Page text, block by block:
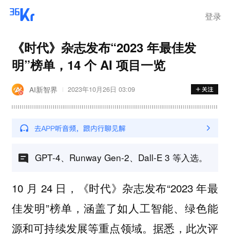
登录
《时代》杂志发布“2023 年最佳发
明”榜单，14 个 AI 项目一览
AI新智界 2023年10月26日 03:09
GPT-4、Runway Gen-2、Dall-E 3 等入选。
10 月 24 日，《时代》杂志发布“2023 年最
佳发明”榜单，涵盖了如人工智能、绿色能
源和可持续发展等重点领域。据悉，此次评